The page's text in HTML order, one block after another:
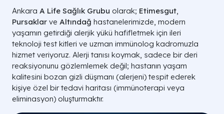
Ankara A Life Sağlık Grubu olarak; Etimesgut,
Pursaklar ve Altındağ hastanelerimizde, modern
yaşamın getirdiği alerjik yükü hafifletmek için ileri
teknoloji test kitleri ve uzman immünolog kadromuzla
hizmet veriyoruz. Alerji tanısı koymak, sadece bir deri
reaksiyonunu gözlemlemek değil; hastanın yaşam
kalitesini bozan gizli düşmanı (alerjeni) tespit ederek
kişiye özel bir tedavi haritası (immünoterapi veya
eliminasyon) oluşturmaktır.